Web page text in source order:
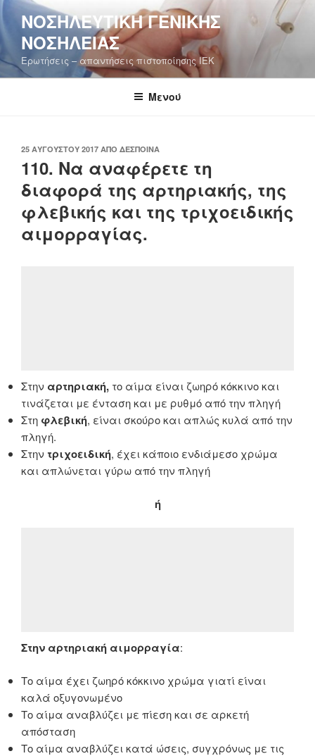
Μετάβαση
στο
περιεχόμενο
ΝΟΣΗΛΕΥΤΙΚΉ ΓΕΝΙΚΉΣ
ΝΟΣΗΛΕΊΑΣ
Ερωτήσεις – απαντήσεις πιστοποίησης ΙΕΚ
Μενού
ΔΗΜΟΣΙΕΎΤΗΚΕ
ΣΤΙΣ
25 ΑΥΓΟΎΣΤΟΥ 2017 ΑΠΌ ΔΈΣΠΟΙΝΑ
110. Να αναφέρετε τη
διαφορά της αρτηριακής, της
φλεβικής και της τριχοειδικής
αιμορραγίας.
Στην αρτηριακή, το αίμα είναι ζωηρό κόκκινο και
τινάζεται με ένταση και με ρυθμό από την πληγή
Στη φλεβική, είναι σκούρο και απλώς κυλά από την
πληγή.
Στην τριχοειδική, έχει κάποιο ενδιάμεσο χρώμα
και απλώνεται γύρω από την πληγή
ή
Στην αρτηριακή αιμορραγία:
Το αίμα έχει ζωηρό κόκκινο χρώμα γιατί είναι
καλά οξυγονωμένο
Το αίμα αναβλύζει με πίεση και σε αρκετή
απόσταση
Το αίμα αναβλύζει κατά ώσεις, συγχρόνως με τις